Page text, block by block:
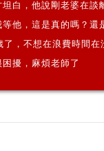
白，他說剛老婆在談
他，這是真的嗎？還
了，不想在浪費時間在
困擾，麻煩老師了